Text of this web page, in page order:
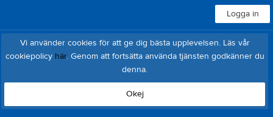
Logga in
Vi använder cookies för att ge dig bästa upplevelsen. Läs vår
cookiepolicy här. Genom att fortsätta använda tjänsten godkänner du
denna.
Okej